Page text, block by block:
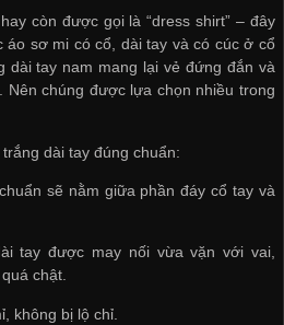
còn được gọi là “dress shirt” – đây
áo sơ mi có cổ, dài tay và có cúc ở cổ
dài tay nam mang lại vẻ đứng đắn và
Nên chúng được lựa chọn nhiều trong
dài tay đúng chuẩn:
sẽ nằm giữa phần đáy cổ tay và
tay được may nối vừa vặn với vai,
chật.
không bị lộ chỉ.